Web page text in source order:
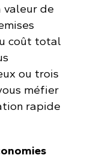
valeur de
coût total
ou trois
méfier
rapide